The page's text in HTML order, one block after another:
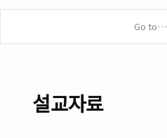
Go to…
설교자료